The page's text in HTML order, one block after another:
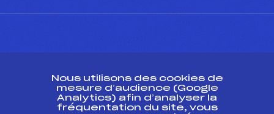
Ressources
Nous utilisons des cookies de
mesure d’audience (Google
Analytics) afin d’analyser la
fréquentation du site, vous